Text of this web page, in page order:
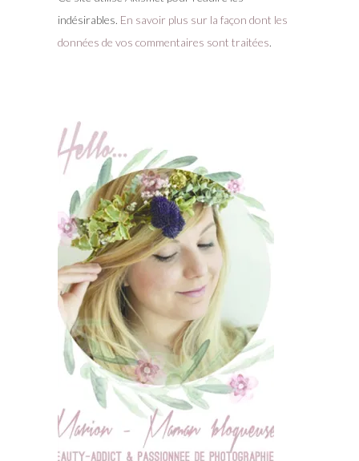
indésirables. En savoir plus sur la façon dont les
données de vos commentaires sont traitées.